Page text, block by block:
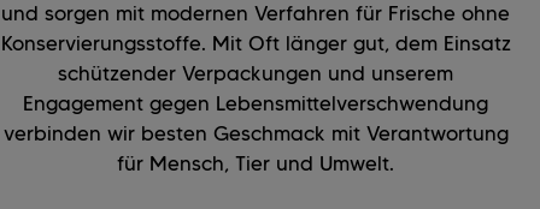
und sorgen mit modernen Verfahren für Frische ohne
Konservierungsstoffe. Mit Oft länger gut, dem Einsatz
schützender Verpackungen und unserem
Engagement gegen Lebensmittelverschwendung
verbinden wir besten Geschmack mit Verantwortung
für Mensch, Tier und Umwelt.